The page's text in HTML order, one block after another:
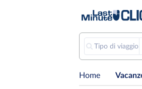
Tipo di viaggio
Home